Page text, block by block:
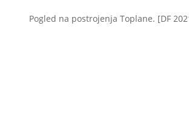
Pogled na postrojenja Toplane. [DF